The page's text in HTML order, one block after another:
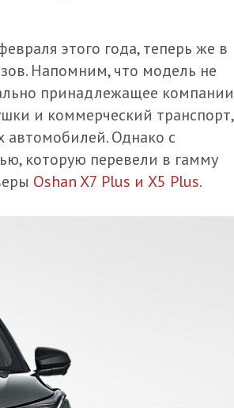
этого года, теперь же в
Напомним, что модель не
принадлежащее компании
и коммерческий транспорт,
Однако с
которую перевели в гамму
Oshan X7 Plus и X5 Plus.